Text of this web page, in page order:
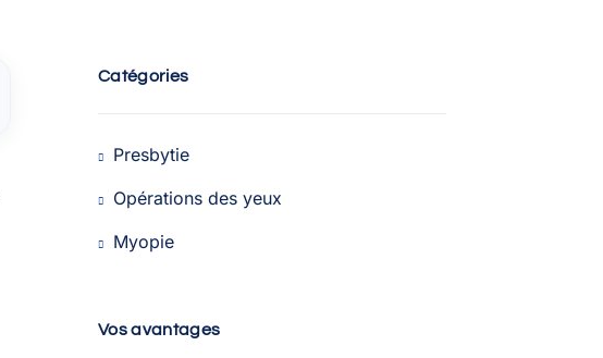
Catégories
Presbytie
Opérations des yeux
Myopie
Vos avantages